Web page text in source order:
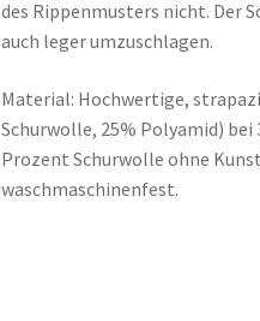
des Rippenmusters nicht. Der
auch leger umzuschlagen.
Material: Hochwertige,
Schurwolle, 25% Polyamid) bei
Prozent Schurwolle ohne
waschmaschinenfest.